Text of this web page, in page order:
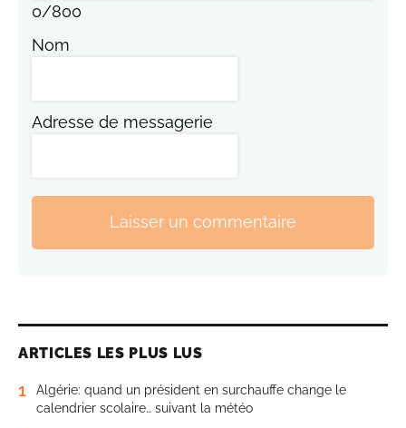
0/800
Nom
Adresse de messagerie
Laisser un commentaire
ARTICLES LES PLUS LUS
1
Algérie: quand un président en surchauffe change le
calendrier scolaire… suivant la météo